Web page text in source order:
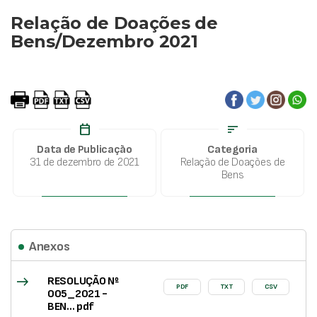
Relação de Doações de
Bens/Dezembro 2021
calendar_today
Data de Publicação
31 de dezembro de 2021
sort
Categoria
Relação de Doações de
Bens
Anexos
east
RESOLUÇÃO Nº
005_2021 -
BEN... pdf
PDF TXT CSV